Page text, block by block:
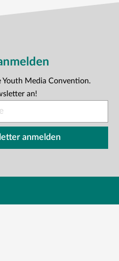
Youth Media Convention.
an!
anmelden